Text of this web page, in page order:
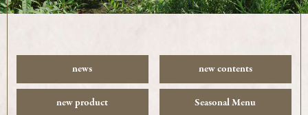
news new contents
new product Seasonal Menu